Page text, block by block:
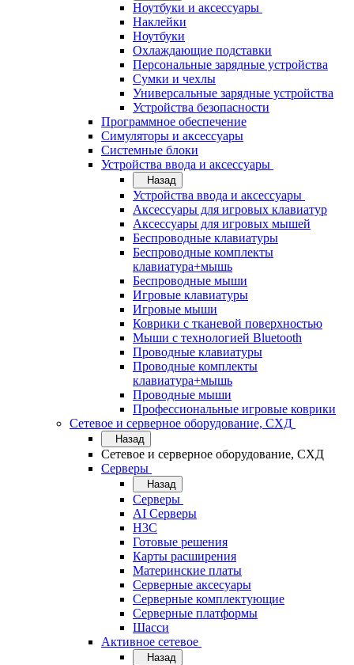
Ноутбуки и аксессуары
Наклейки
Ноутбуки
Охлаждающие подставки
Персональные зарядные устройства
Сумки и чехлы
Универсальные зарядные устройства
Устройства безопасности
Программное обеспечение
Симуляторы и аксессуары
Системные блоки
Устройства ввода и аксессуары
Назад
Устройства ввода и аксессуары
Аксессуары для игровых клавиатур
Аксессуары для игровых мышей
Беспроводные клавиатуры
Беспроводные комплекты
клавиатура+мышь
Беспроводные мыши
Игровые клавиатуры
Игровые мыши
Коврики с тканевой поверхностью
Мыши с технологией Bluetooth
Проводные клавиатуры
Проводные комплекты
клавиатура+мышь
Проводные мыши
Профессиональные игровые коврики
Сетевое и серверное оборудование, СХД
Назад
Сетевое и серверное оборудование, СХД
Cерверы
Назад
Cерверы
AI Серверы
H3C
Готовые решения
Карты расширения
Материнские платы
Серверные аксесуары
Серверные комплектующие
Серверные платформы
Шасси
Активное сетевое
Назад